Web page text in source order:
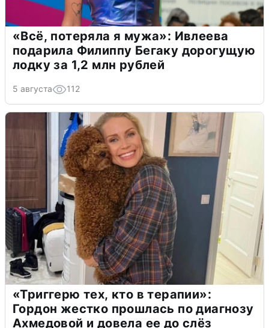
«Всё, потеряла я мужа»: Ивлеева
подарила Филиппу Бегаку дорогущую
лодку за 1,2 млн рублей
5 августа 112
«Триггерю тех, кто в терапии»:
Гордон жестко прошлась по диагнозу
Ахмедовой и довела ее до слёз